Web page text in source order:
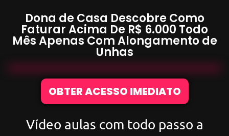
Dona de Casa Descobre Como
Faturar Acima De R$ 6.000 Todo
Mês Apenas ComAlongamento de
Unhas
OBTER ACESSO IMEDIATO
Vídeo aulas com todo passo a